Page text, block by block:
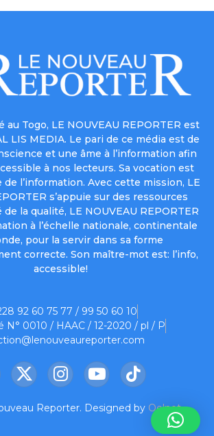
au Togo, LE NOUVEAU REPORTER est
LIS MEDIA. Le pari de ce média est de
et une âme à l’information afin
à nos lecteurs. Sa vocation est
de l’information. Avec cette mission, LE
s’appuie sur des ressources
la qualité, LE NOUVEAU REPORTER
à l’échelle nationale, continentale
pour la servir dans sa forme
correcte. Son maître-mot est: l’info,
accessible!
92 60 75 77 / 99 50 60 10
N° 0010 / HAAC / 12-2020 / pl / P
X
InstagramYouTubeTikTok
Reporter. Designed by Oelnet.